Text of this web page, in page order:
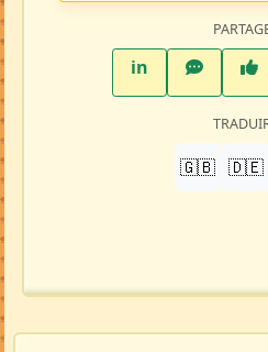
inLinkedIn
🇬🇧 🇩🇪